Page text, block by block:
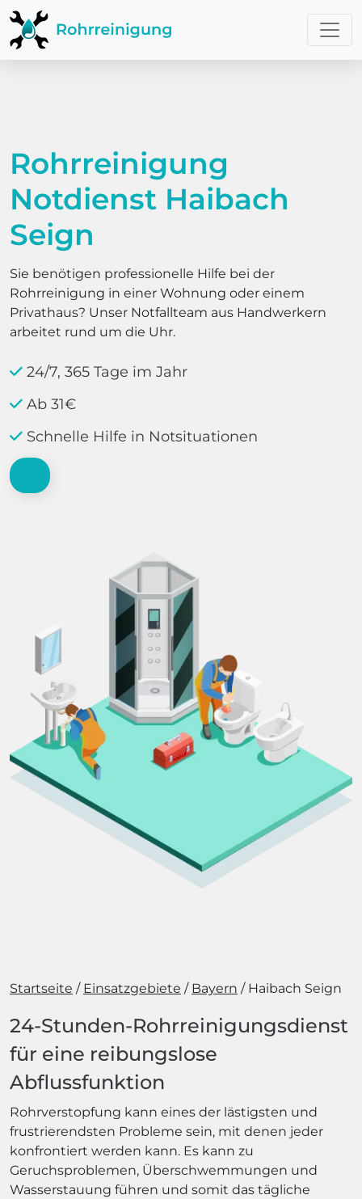
Rohrreinigung
Notdienst Haibach
Seign
Sie benötigen professionelle Hilfe bei der
Rohrreinigung in einer Wohnung oder einem
Privathaus? Unser Notfallteam aus Handwerkern
arbeitet rund um die Uhr.
24/7, 365 Tage im Jahr
Ab 31€
Schnelle Hilfe in Notsituationen
Startseite Einsatzgebiete Bayern Haibach Seign
24-Stunden-Rohrreinigungsdienst
für eine reibungslose
Abflussfunktion
Rohrverstopfung kann eines der lästigsten und
frustrierendsten Probleme sein, mit denen jeder
konfrontiert werden kann. Es kann zu
Geruchsproblemen, Überschwemmungen und
Wasserstauung führen und somit das tägliche